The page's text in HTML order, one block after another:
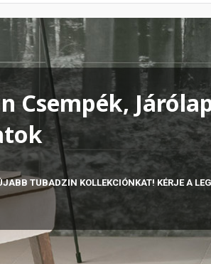
Csempék,
TUBADZIN KOLLEKCIÓNKAT! KÉRJE A